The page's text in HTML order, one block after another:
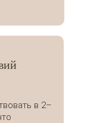
в 2–